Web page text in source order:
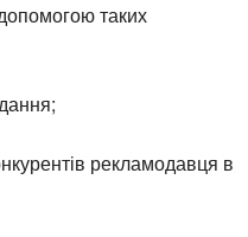
таких
рекламодавця в